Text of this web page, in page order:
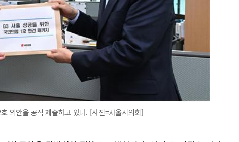
의안을 공식 제출하고 있다. [사진=서울시의회]